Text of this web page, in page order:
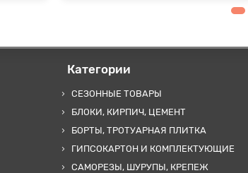
Категории
СЕЗОННЫЕ ТОВАРЫ
БЛОКИ, КИРПИЧ, ЦЕМЕНТ
БОРТЫ, ТРОТУАРНАЯ ПЛИТКА
ГИПСОКАРТОН И КОМПЛЕКТУЮЩИЕ
САМОРЕЗЫ, ШУРУПЫ, КРЕПЕЖ